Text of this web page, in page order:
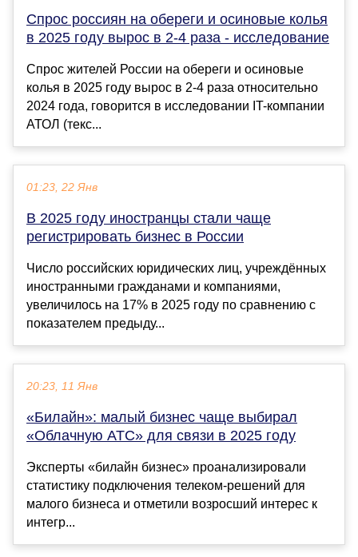
Спрос россиян на обереги и осиновые колья
в 2025 году вырос в 2-4 раза - исследование
Спрос жителей России на обереги и осиновые
колья в 2025 году вырос в 2-4 раза относительно
2024 года, говорится в исследовании IT-компании
АТОЛ (текс...
01:23, 22 Янв
В 2025 году иностранцы стали чаще
регистрировать бизнес в России
Число российских юридических лиц, учреждённых
иностранными гражданами и компаниями,
увеличилось на 17% в 2025 году по сравнению с
показателем предыду...
20:23, 11 Янв
«Билайн»: малый бизнес чаще выбирал
«Облачную АТС» для связи в 2025 году
Эксперты «билайн бизнес» проанализировали
статистику подключения телеком-решений для
малого бизнеса и отметили возросший интерес к
интегр...